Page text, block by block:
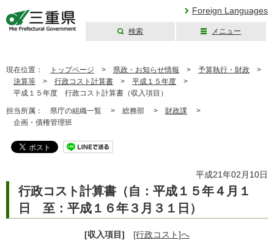
Foreign Languages
検索 メニュー
現在位置： トップページ > 県政・お知らせ情報 > 予算執行・財政 >
決算等 > 行政コスト計算書 > 平成１５年度 >
平成１５年度 行政コスト計算書（収入項目）
担当所属： 県庁の組織一覧 > 総務部 > 財政課 >
企画・債権管理班
平成21年02月10日
行政コスト計算書（自：平成１５年４月１
日 至：平成１６年３月３１日）
[収入項目] [行政コスト]へ